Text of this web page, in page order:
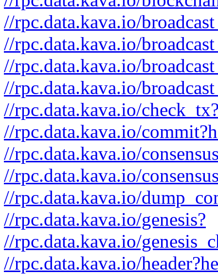
//rpc.data.kava.io/
//rpc.data.kava.io/
//rpc.data.kava.io/
//rpc.data.kava.io/
//rpc.data.kava.io/
//rpc.data.kava.io/
//rpc.data.kava.io/
//rpc.data.kava.io/
//rpc.data.kava.io/
//rpc.data.kava.io/genesis?
//rpc.data.kava.io/
//rpc.data.kava.io/